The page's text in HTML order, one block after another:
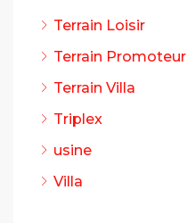
Terrain Loisir
Terrain Promoteur
Terrain Villa
Triplex
usine
Villa